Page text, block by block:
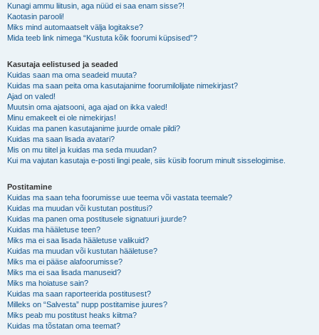
Kunagi ammu liitusin, aga nüüd ei saa enam sisse?!
Kaotasin parooli!
Miks mind automaatselt välja logitakse?
Mida teeb link nimega “Kustuta kõik foorumi küpsised”?
Kasutaja eelistused ja seaded
Kuidas saan ma oma seadeid muuta?
Kuidas ma saan peita oma kasutajanime foorumilolijate nimekirjast?
Ajad on valed!
Muutsin oma ajatsooni, aga ajad on ikka valed!
Minu emakeelt ei ole nimekirjas!
Kuidas ma panen kasutajanime juurde omale pildi?
Kuidas ma saan lisada avatari?
Mis on mu tiitel ja kuidas ma seda muudan?
Kui ma vajutan kasutaja e-posti lingi peale, siis küsib foorum minult sisselogimise.
Postitamine
Kuidas ma saan teha foorumisse uue teema või vastata teemale?
Kuidas ma muudan või kustutan postitusi?
Kuidas ma panen oma postitusele signatuuri juurde?
Kuidas ma hääletuse teen?
Miks ma ei saa lisada hääletuse valikuid?
Kuidas ma muudan või kustutan hääletuse?
Miks ma ei pääse alafoorumisse?
Miks ma ei saa lisada manuseid?
Miks ma hoiatuse sain?
Kuidas ma saan raporteerida postitusest?
Milleks on “Salvesta” nupp postitamise juures?
Miks peab mu postitust heaks kiitma?
Kuidas ma tõstatan oma teemat?